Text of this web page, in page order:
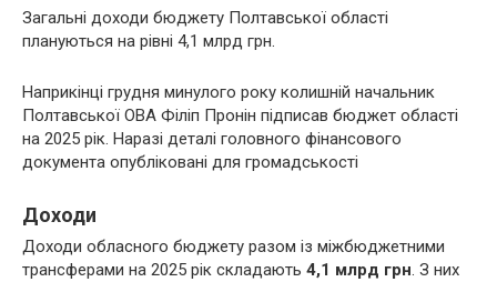
Загальні доходи бюджету Полтавської області
плануються на рівні 4,1 млрд грн.
Наприкінці грудня минулого року колишній начальник
Полтавської ОВА Філіп Пронін підписав бюджет області
на 2025 рік. Наразі деталі головного фінансового
документа опубліковані для громадськості
Доходи
Доходи обласного бюджету разом із міжбюджетними
трансферами на 2025 рік складають 4,1 млрд грн. З них